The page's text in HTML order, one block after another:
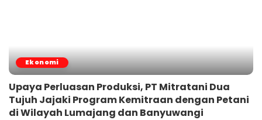
Ekonomi
Upaya Perluasan Produksi, PT Mitratani Dua
Tujuh Jajaki Program Kemitraan dengan Petani
di Wilayah Lumajang dan Banyuwangi